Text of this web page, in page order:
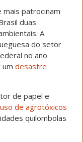
mais patrocinam
duas
A
do setor
no ano
um desastre
de papel e
de agrotóxicos
quilombolas